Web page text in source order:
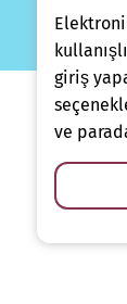
giriş
ve